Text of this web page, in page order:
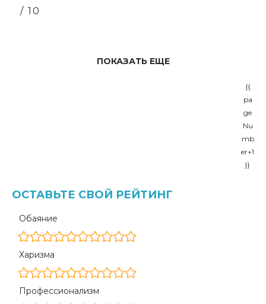
/ 10
ПОКАЗАТЬ ЕЩЕ
{{
pa
ge
Nu
mb
er+1
}}
ОСТАВЬТЕ СВОЙ РЕЙТИНГ
Обаяние
Харизма
Профессионализм